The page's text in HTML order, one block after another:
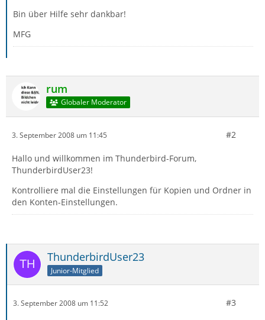
Bin über Hilfe sehr dankbar!
MFG
rum
Globaler Moderator
3. September 2008 um 11:45 #2
Hallo und willkommen im Thunderbird-Forum,
ThunderbirdUser23!
Kontrolliere mal die Einstellungen für Kopien und Ordner in
den Konten-Einstellungen.
ThunderbirdUser23
Junior-Mitglied
3. September 2008 um 11:52 #3